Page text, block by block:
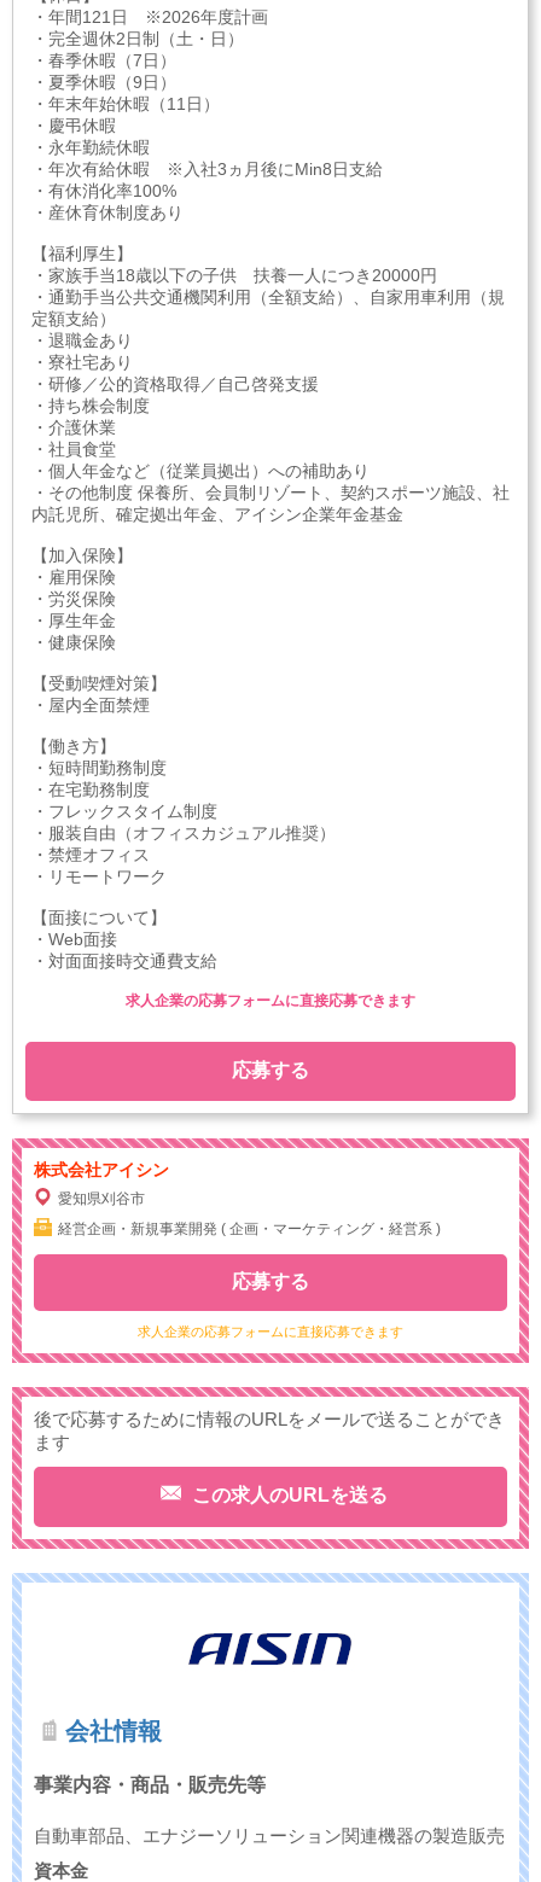
・年間121日 ※2026年度計画
・完全週休2日制（土・日）
・春季休暇（7日）
・夏季休暇（9日）
・年末年始休暇（11日）
・慶弔休暇
・永年勤続休暇
・年次有給休暇 ※入社3ヵ月後にMin8日支給
・有休消化率100%
・産休育休制度あり
【福利厚生】
・家族手当18歳以下の子供 扶養一人につき20000円
・通勤手当公共交通機関利用（全額支給）、自家用車利用（規
定額支給）
・退職金あり
・寮社宅あり
・研修／公的資格取得／自己啓発支援
・持ち株会制度
・介護休業
・社員食堂
・個人年金など（従業員拠出）への補助あり
・その他制度 保養所、会員制リゾート、契約スポーツ施設、社
内託児所、確定拠出年金、アイシン企業年金基金
【加入保険】
・雇用保険
・労災保険
・厚生年金
・健康保険
【受動喫煙対策】
・屋内全面禁煙
【働き方】
・短時間勤務制度
・在宅勤務制度
・フレックスタイム制度
・服装自由（オフィスカジュアル推奨）
・禁煙オフィス
・リモートワーク
【面接について】
・Web面接
・対面面接時交通費支給
応募する
求人企業の応募フォームに直接応募できます
株式会社アイシン
愛知県刈谷市
経営企画・新規事業開発 ( 企画・マーケティング・経営系 )
求人企業の応募フォームに直接応募できます
応募する
後で応募するために情報のURLをメールで送ることができ
ます
この求人のURLを送る
会社情報
事業内容・商品・販売先等
自動車部品、エナジーソリューション関連機器の製造販売
資本金